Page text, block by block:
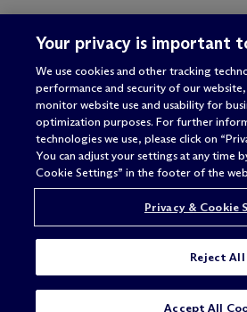
Your privacy is important
We use cookies and other tracking
performance and security of our
monitor website use and usability for
optimization purposes. For further
technologies we use, please click on
You can adjust your settings at any time
Cookie Settings” in the footer of the
Privacy & Cookie
Reject All
Accept All